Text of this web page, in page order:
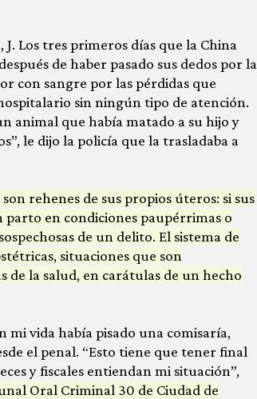
Los tres primeros días que la China
de haber pasado sus dedos por la
con sangre por las pérdidas que
sin ningún tipo de atención.
animal que había matado a su hijo y
le dijo la policía que la trasladaba a
rehenes de sus propios úteros: si sus
en condiciones paupérrimas o
de un delito. El sistema de
situaciones que son
la salud, en carátulas de un hecho
mi vida había pisado una comisaría,
el penal. “Esto tiene que tener final
y fiscales entiendan mi situación”,
Oral Criminal 30 de Ciudad de